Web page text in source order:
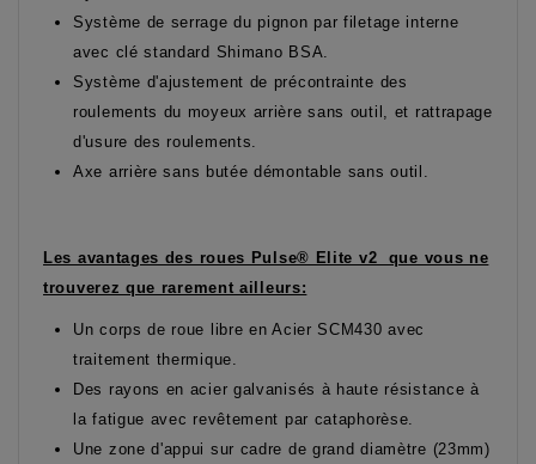
Système de serrage du pignon par filetage interne
avec clé standard Shimano BSA.
Système d'ajustement de précontrainte des
roulements du moyeux arrière sans outil, et rattrapage
d'usure des roulements.
Axe arrière sans butée démontable sans outil.
Les avantages des roues Pulse® Elite v2 que vous ne
trouverez que rarement ailleurs:
Un corps de roue libre en Acier SCM430 avec
traitement thermique.
Des rayons en acier galvanisés à haute résistance à
la fatigue avec revêtement par cataphorèse.
Une zone d'appui sur cadre de grand diamètre (23mm)